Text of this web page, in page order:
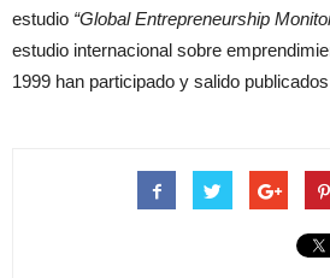
estudio “Global Entrepreneurship
estudio internacional sobre
1999 han participado y salido